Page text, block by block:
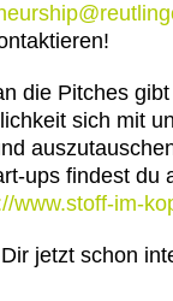
die Pitches
sich mit
ups findest du
www.stoff-im-
jetzt schon